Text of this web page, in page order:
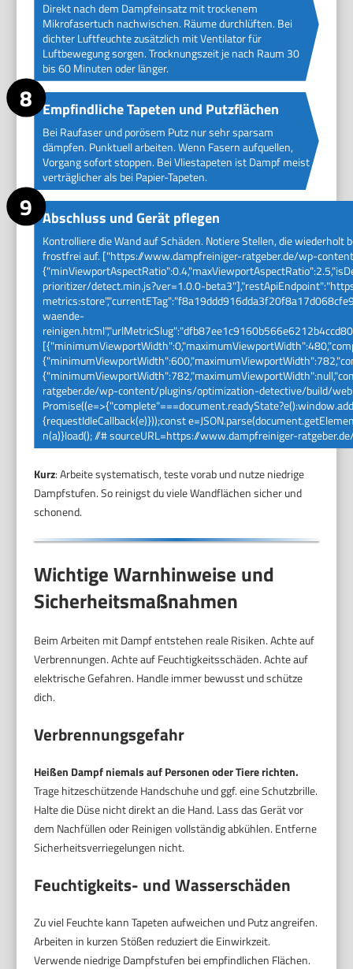
Direkt nach dem Dampfeinsatz mit trockenem
Mikrofasertuch nachwischen. Räume durchlüften. Bei
dichter Luftfeuchte zusätzlich mit Ventilator für
Luftbewegung sorgen. Trocknungszeit je nach Raum 30
bis 60 Minuten oder länger.
Empfindliche Tapeten und Putzflächen
Bei Raufaser und porösem Putz nur sehr sparsam
dämpfen. Punktuell arbeiten. Wenn Fasern aufquellen,
Vorgang sofort stoppen. Bei Vliestapeten ist Dampf meist
verträglicher als bei Papier-Tapeten.
Abschluss und Gerät pflegen
Kontrolliere die Wand auf Schäden. Notiere Stellen, die
frostfrei auf. ["https://www.dampfreiniger-ratgeber.de/wp-
prioritizer/detect.min.js?ver=1.0.0-
waende-
ratgeber.de/wp-content/plugins/optimization-detective/build/
{requestIdleCallback(e)}));const
n(a)}load(); //# sourceURL=https://www.dampfreiniger-
Kurz: Arbeite systematisch, teste vorab und nutze niedrige
Dampfstufen. So reinigst du viele Wandflächen sicher und
schonend.
Wichtige Warnhinweise und
Sicherheitsmaßnahmen
Beim Arbeiten mit Dampf entstehen reale Risiken. Achte auf
Verbrennungen. Achte auf Feuchtigkeitsschäden. Achte auf
elektrische Gefahren. Handle immer bewusst und schütze
dich.
Verbrennungsgefahr
Heißen Dampf niemals auf Personen oder Tiere richten.
Trage hitzeschützende Handschuhe und ggf. eine Schutzbrille.
Halte die Düse nicht direkt an die Hand. Lass das Gerät vor
dem Nachfüllen oder Reinigen vollständig abkühlen. Entferne
Sicherheitsverriegelungen nicht.
Feuchtigkeits- und Wasserschäden
Zu viel Feuchte kann Tapeten aufweichen und Putz angreifen.
Arbeiten in kurzen Stößen reduziert die Einwirkzeit.
Verwende niedrige Dampfstufen bei empfindlichen Flächen.